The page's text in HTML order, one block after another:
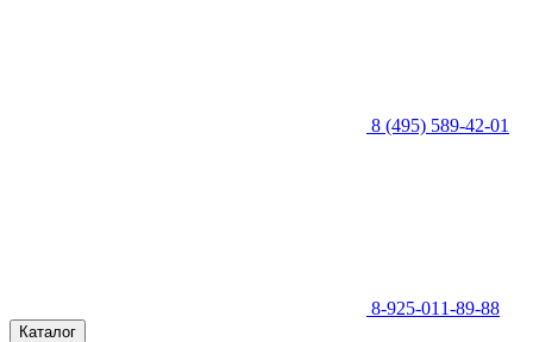
8 (495) 589-42-01
8-925-011-89-88
Каталог